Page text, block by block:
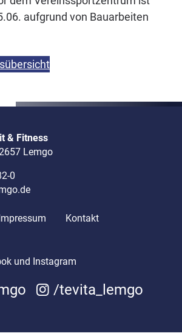
aufgrund von Bauarbeiten
& Fitness
Lemgo
0
Kontakt
und Instagram
/tevita_lemgo